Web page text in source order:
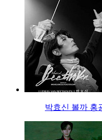
박효신 볼까 홍